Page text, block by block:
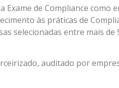
Exame de Compliance como
às práticas de
selecionadas entre mais
auditado por